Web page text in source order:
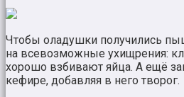
Чтобы оладушки получились
на всевозможные ухищрения:
хорошо взбивают яйца. А ещё
кефире, добавляя в него творог.